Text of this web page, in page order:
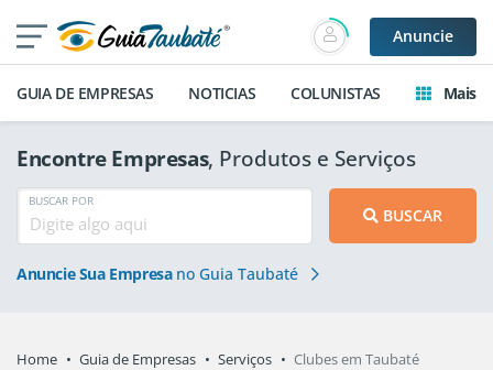
Anuncie
GUIA DE EMPRESAS NOTICIAS COLUNISTAS Mais
Encontre Empresas, Produtos e Serviços
BUSCAR POR
BUSCAR
Anuncie Sua Empresano Guia Taubaté
Home Guia de Empresas Serviços Clubes em Taubaté